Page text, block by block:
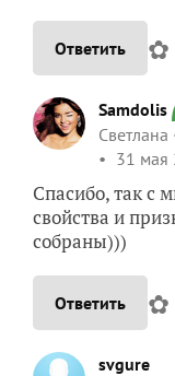
Ответить ✿
Samdolis
Светлана
31 мая
Спасибо, так с
свойства и
собраны)))
Ответить ✿
svgure